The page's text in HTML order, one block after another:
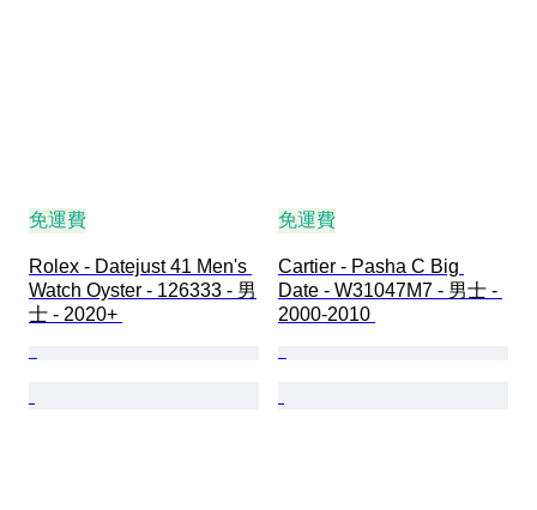
免運費
Rolex - Datejust 41 Men's
Watch Oyster - 126333 - 男
士 - 2020+
免運費
Cartier - Pasha C Big
Date - W31047M7 - 男士 -
2000-2010